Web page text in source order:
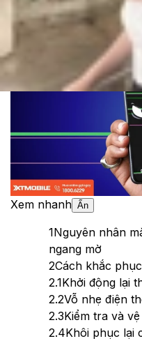
Cập nhật:26/06/2026
Theo dõi XTMobile trên
Xem nhanh Ẩn
1Nguyên nhân
ngang mờ
2Cách khắc
2.1Khởi động lại
2.2Vỗ nhẹ điện
2.3Kiểm tra và
2.4Khôi phục lại